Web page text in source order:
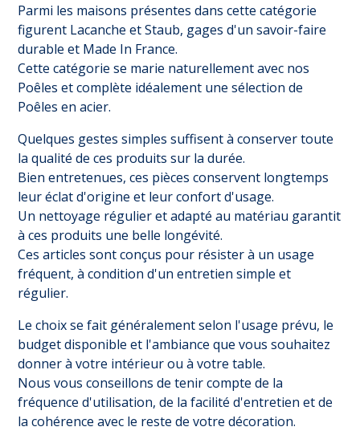
Parmi les maisons présentes dans cette catégorie
figurent Lacanche et Staub, gages d'un savoir-faire
durable et Made In France.
Cette catégorie se marie naturellement avec nos
Poêles et complète idéalement une sélection de
Poêles en acier.
Quelques gestes simples suffisent à conserver toute
la qualité de ces produits sur la durée.
Bien entretenues, ces pièces conservent longtemps
leur éclat d'origine et leur confort d'usage.
Un nettoyage régulier et adapté au matériau garantit
à ces produits une belle longévité.
Ces articles sont conçus pour résister à un usage
fréquent, à condition d'un entretien simple et
régulier.
Le choix se fait généralement selon l'usage prévu, le
budget disponible et l'ambiance que vous souhaitez
donner à votre intérieur ou à votre table.
Nous vous conseillons de tenir compte de la
fréquence d'utilisation, de la facilité d'entretien et de
la cohérence avec le reste de votre décoration.